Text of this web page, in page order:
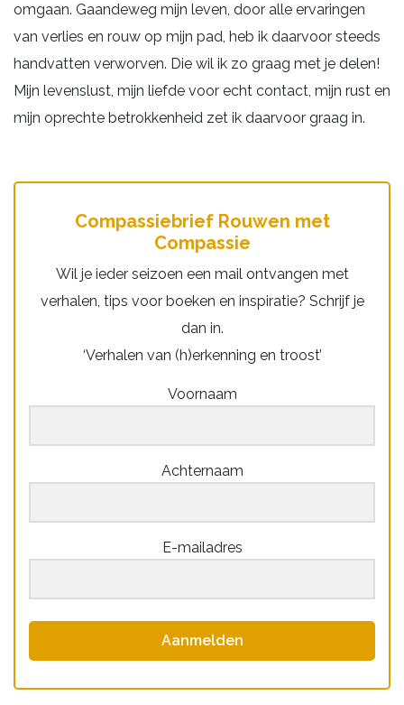
omgaan. Gaandeweg mijn leven, door alle ervaringen
van verlies en rouw op mijn pad, heb ik daarvoor steeds
handvatten verworven. Die wil ik zo graag met je delen!
Mijn levenslust, mijn liefde voor echt contact, mijn rust en
mijn oprechte betrokkenheid zet ik daarvoor graag in.
Compassiebrief Rouwen met
Compassie
Wil je ieder seizoen een mail ontvangen met
verhalen, tips voor boeken en inspiratie? Schrijf je
dan in.
‘Verhalen van (h)erkenning en troost’
Voornaam
Achternaam
E-mailadres
Aanmelden